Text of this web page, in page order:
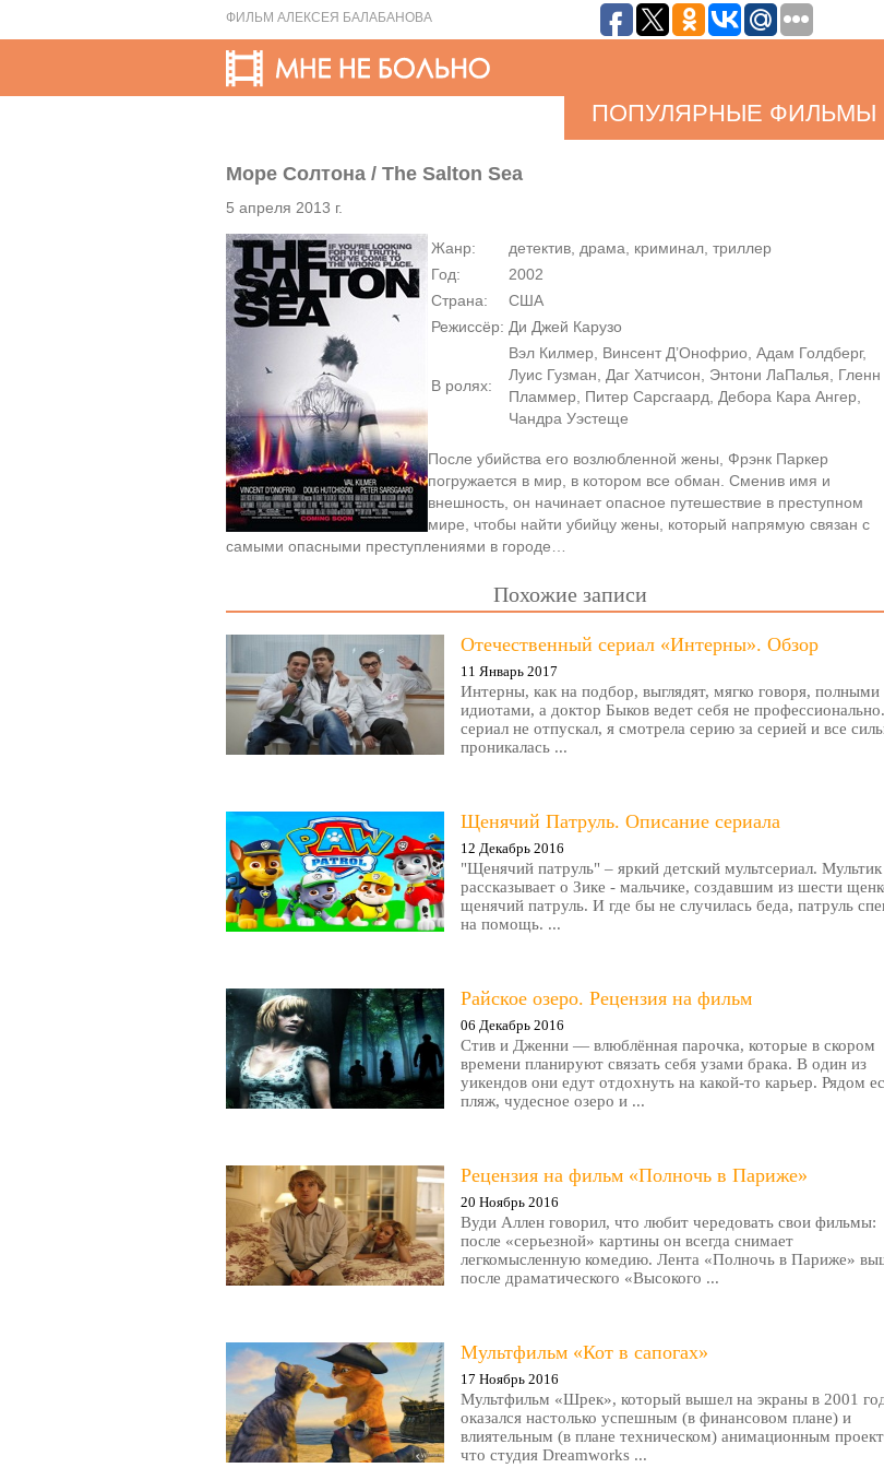
ФИЛЬМ АЛЕКСЕЯ БАЛАБАНОВА
ПОПУЛЯРНЫЕ ФИЛЬМЫ
Море Солтона / The Salton Sea
5 апреля 2013 г.
Жанр:
детектив, драма, криминал, триллер
Год:
2002
Страна:
США
Режиссёр: Ди Джей Карузо
В ролях:
Вэл Килмер, Винсент Д’Онофрио, Адам Голдберг,
Луис Гузман, Даг Хатчисон, Энтони ЛаПалья, Гленн
Пламмер, Питер Сарсгаард, Дебора Кара Ангер,
Чандра Уэстеще
После убийства его возлюбленной жены, Фрэнк Паркер
погружается в мир, в котором все обман. Сменив имя и
внешность, он начинает опасное путешествие в преступном
мире, чтобы найти убийцу жены, который напрямую связан с
самыми опасными преступлениями в городе…
Похожие записи
Отечественный сериал «Интерны». Обзор
11 Январь 2017
Интерны, как на подбор, выглядят, мягко говоря, полными
идиотами, а доктор Быков ведет себя не
сериал не отпускал, я смотрела серию за серией и все
проникалась ...
Щенячий Патруль. Описание сериала
12 Декабрь 2016
"Щенячий патруль" – яркий детский мультсериал. Мультик
рассказывает о Зике - мальчике, создавшим из шести
щенячий патруль. И где бы не случилась беда, патруль
на помощь. ...
Райское озеро. Рецензия на фильм
06 Декабрь 2016
Стив и Дженни — влюблённая парочка, которые в скором
времени планируют связать себя узами брака. В один из
уикендов они едут отдохнуть на какой-то карьер. Рядом
пляж, чудесное озеро и ...
Рецензия на фильм «Полночь в Париже»
20 Ноябрь 2016
Вуди Аллен говорил, что любит чередовать свои фильмы:
после «серьезной» картины он всегда снимает
легкомысленную комедию. Лента «Полночь в Париже»
после драматического «Высокого ...
Мультфильм «Кот в сапогах»
17 Ноябрь 2016
Мультфильм «Шрек», который вышел на экраны в 2001
оказался настолько успешным (в финансовом плане) и
влиятельным (в плане техническом) анимационным
что студия Dreamworks ...